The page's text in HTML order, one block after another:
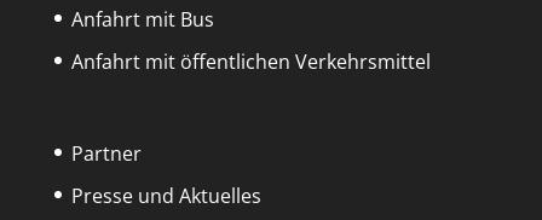
Anfahrt mit Bus
Anfahrt mit öffentlichen Verkehrsmittel
Partner
Presse und Aktuelles